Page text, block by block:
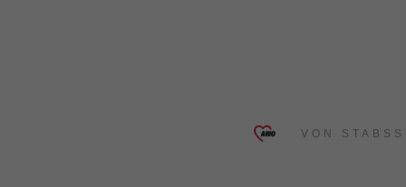
VON